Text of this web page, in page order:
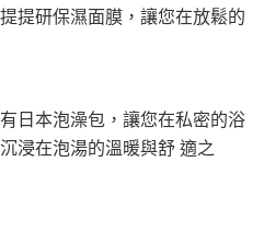
提研保濕面膜，讓您在放鬆的
日本泡澡包，讓您在私密的浴
浸在泡湯的溫暖與舒 適之